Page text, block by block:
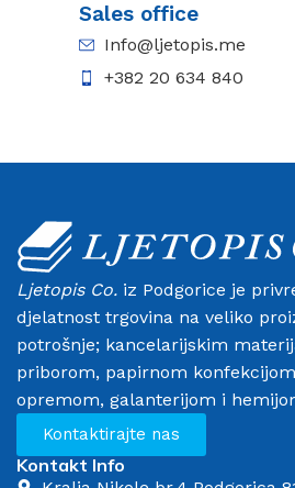
Sales office
Info@ljetopis.me
+382 20 634 840
Ljetopis Co. iz Podgorice je
djelatnost trgovina na veliko
potrošnje; kancelarijskim
priborom, papirnom
opremom, galanterijom i
Kontaktirajte nas
Kontakt Info